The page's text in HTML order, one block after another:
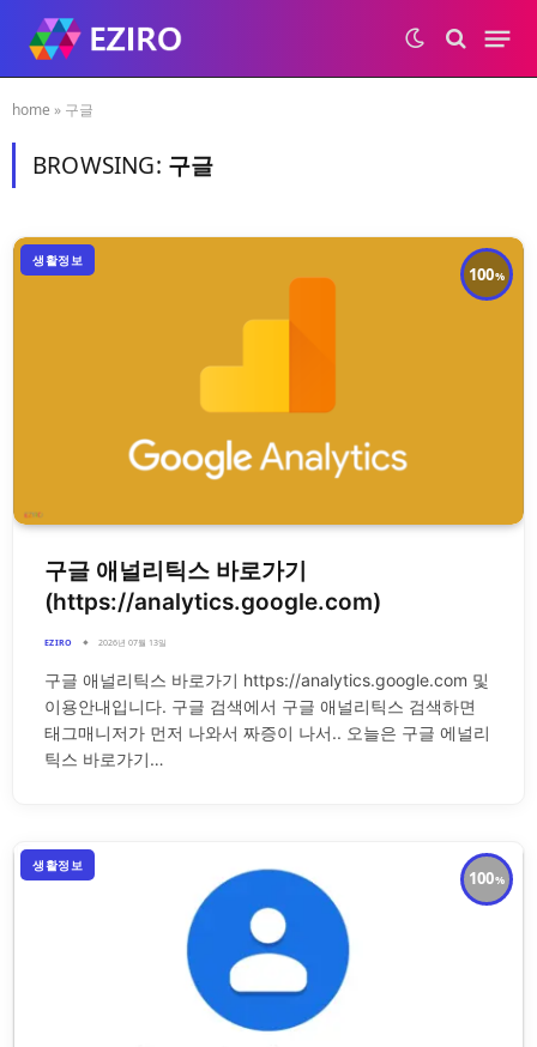
home » 구글
BROWSING: 구글
100
생활정보
구글 애널리틱스 바로가기
(https://analytics.google.com)
EZIRO 2026년 07월 13일
구글 애널리틱스 바로가기 https://analytics.google.com 및
이용안내입니다. 구글 검색에서 구글 애널리틱스 검색하면
태그매니저가 먼저 나와서 짜증이 나서.. 오늘은 구글 에널리
틱스 바로가기…
100
생활정보